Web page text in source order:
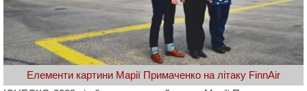
Елементи картини Марії Примаченко на літаку FinnAir